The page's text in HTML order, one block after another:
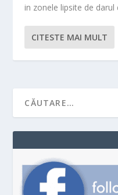
in zonele lipsite de darul
CITESTE MAI MULT